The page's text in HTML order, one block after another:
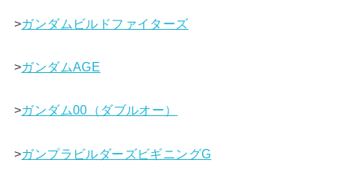
>ガンダムビルドファイターズ
>ガンダムAGE
>ガンダム00（ダブルオー）
>ガンプラビルダーズビギニングG